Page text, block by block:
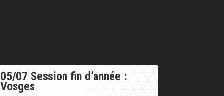
05/07 Session fin d’année :
Vosges